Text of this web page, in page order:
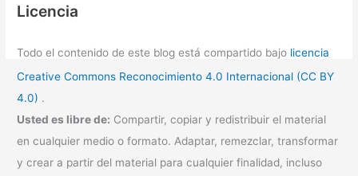
Licencia
Todo el contenido de este blog está compartido bajo licencia
Creative Commons Reconocimiento 4.0 Internacional (CC BY
4.0) .
Usted es libre de: Compartir, copiar y redistribuir el material
en cualquier medio o formato. Adaptar, remezclar, transformar
y crear a partir del material para cualquier finalidad, incluso